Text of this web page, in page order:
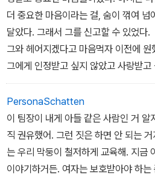
더 중요한 마음이라는 걸, 숨이 꺾여 넘
달았다. 그래서 그를 신고할 수 있었다.
그와 헤어지겠다고 마음먹자 이전에
그에게 인정받고 싶지 않았고 사랑받
다니. 이렇게 쉬웠다니. 아아, 이렇게
일은, 몸이 짓눌리는 그 순간을 참아내
아마 그는 당황했을 것이다. 그에게는
모습이 익숙했을 테니까.
15/241
PersonaSchatten
이 팀장이 내게 아들 같은 사람인 거
직 권유했어. 그런 짓은 하면 안 되는
는 우리 막둥이 철저하게 교육해. 지금
이야기하거든. 여자는 보호받아야 하는